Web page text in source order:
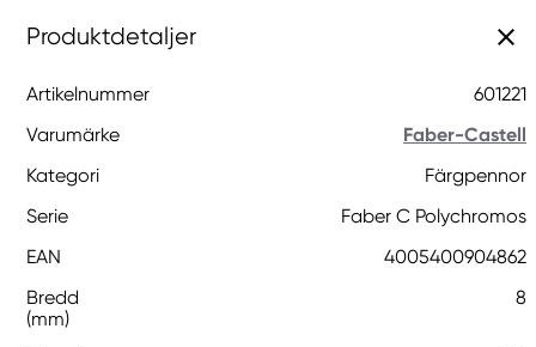
Produktdetaljer
Artikelnummer
601221
Varumärke
Faber-Castell
Kategori
Färgpennor
Serie
Faber C Polychromos
EAN
4005400904862
Bredd
(mm)
8